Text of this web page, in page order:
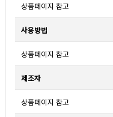
상품페이지 참고
사용방법
상품페이지 참고
제조자
상품페이지 참고